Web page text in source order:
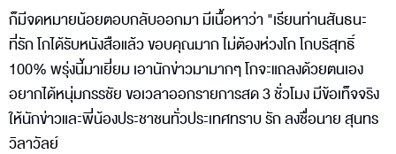
ก็มีจดหมายน้อยตอบกลับออกมา มีเนื้อหาว่า "เรียนท่านสันธนะ
ที่รัก โกได้รับหนังสือแล้ว ขอบคุณมาก ไม่ต้องห่วงโก โกบริสุทธิ์
100% พรุ่งนี้มาเยี่ยม เอานักข่าวมามากๆ โกจะแถลงด้วยตนเอง
อยากได้หนุ่มกรรชัย ขอเวลาออกรายการสด 3 ชั่วโมง มีข้อเท็จจริง
ให้นักข่าวและพี่น้องประชาชนทั่วประเทศทราบ รัก ลงชื่อนาย สุนทร
วิลาวัลย์